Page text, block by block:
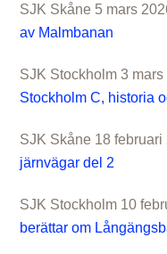
SJK Skåne 5 mars
av Malmbanan
SJK Stockholm 3
Stockholm C, historia
SJK Skåne 18 februari
järnvägar del 2
SJK Stockholm 10
berättar om